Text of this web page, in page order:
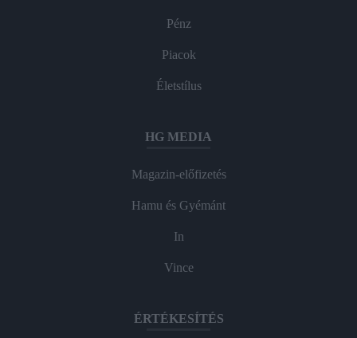
Pénz
Piacok
Életstílus
HG MEDIA
Magazin-előfizetés
Hamu és Gyémánt
In
Vince
ÉRTÉKESÍTÉS